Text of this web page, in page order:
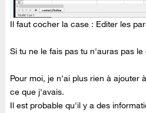
Il faut cocher la case : Editer les
Si tu ne le fais pas tu n'auras pas
Pour moi, je n'ai plus rien à ajouter
ce que j'avais.
Il est probable qu'il y a des